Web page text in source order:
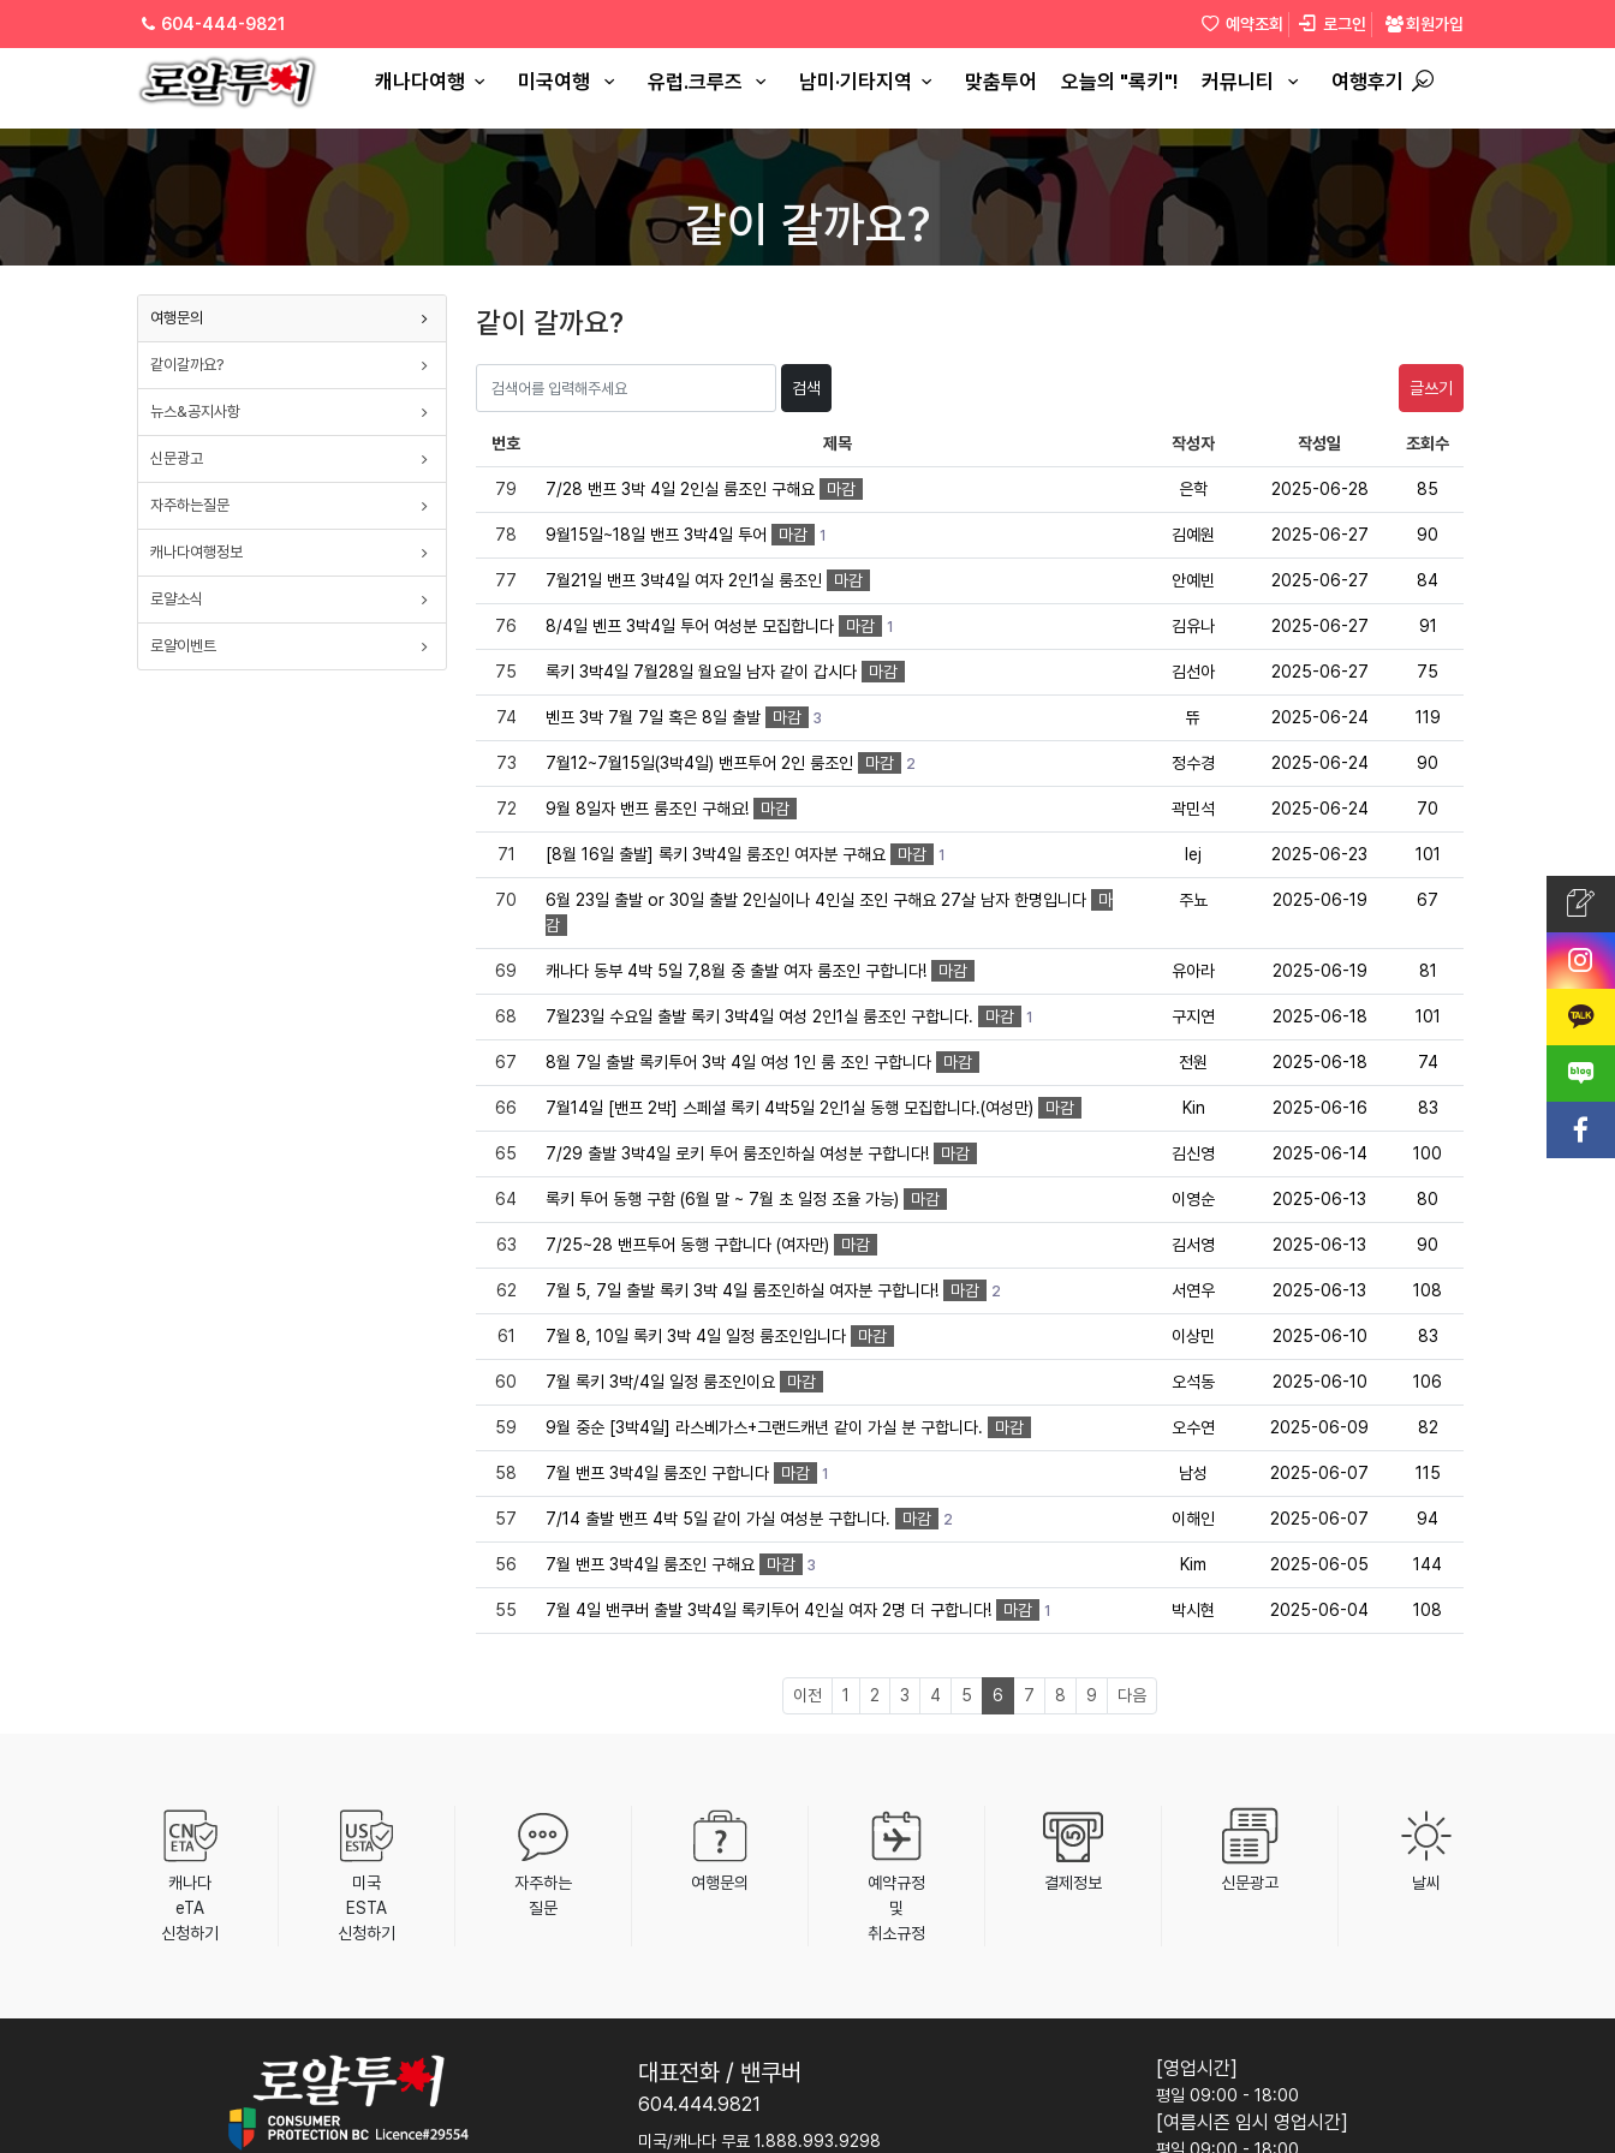
604-444-9821 예약조회 로그인 회원가입
캐나다여행 미국여행 유럽.크루즈 남미·기타지역 맞춤투어 오늘의 "록키"! 커뮤니티 여행후기
같이 갈까요?
여행문의
같이갈까요?
뉴스&공지사항
신문광고
자주하는질문
캐나다여행정보
로얄소식
로얄이벤트
같이 갈까요?
검색 글쓰기
번호 제목 작성자 작성일 조회수
79 7/28 밴프 3박 4일 2인실 룸조인 구해요 마감 은학 2025-06-28 85
78 9월15일~18일 밴프 3박4일 투어 마감 1 김예원 2025-06-27 90
77 7월21일 밴프 3박4일 여자 2인1실 룸조인 마감 안예빈 2025-06-27 84
76 8/4일 벤프 3박4일 투어 여성분 모집합니다 마감 1 김유나 2025-06-27 91
75 록키 3박4일 7월28일 월요일 남자 같이 갑시다 마감 김선아 2025-06-27 75
74 벤프 3박 7월 7일 혹은 8일 출발 마감 3 뜌 2025-06-24 119
73 7월12~7월15일(3박4일) 밴프투어 2인 룸조인 마감 2 정수경 2025-06-24 90
72 9월 8일자 밴프 룸조인 구해요! 마감 곽민석 2025-06-24 70
71 [8월 16일 출발] 록키 3박4일 룸조인 여자분 구해요 마감 1 lej 2025-06-23 101
70 6월 23일 출발 or 30일 출발 2인실이나 4인실 조인 구해요 27살 남자 한명입니다
마
감
주뇨 2025-06-19 67
69 캐나다 동부 4박 5일 7,8월 중 출발 여자 룸조인 구합니다! 마감 유아라 2025-06-19 81
68 7월23일 수요일 출발 록키 3박4일 여성 2인1실 룸조인 구합니다. 마감 1 구지연 2025-06-18 101
67 8월 7일 출발 록키투어 3박 4일 여성 1인 룸 조인 구합니다 마감 전원 2025-06-18 74
66 7월14일 [밴프 2박] 스페셜 록키 4박5일 2인1실 동행 모집합니다.(여성만) 마감 Kin 2025-06-16 83
65 7/29 출발 3박4일 로키 투어 룸조인하실 여성분 구합니다! 마감 김신영 2025-06-14 100
64 록키 투어 동행 구함 (6월 말 ~ 7월 초 일정 조율 가능) 마감 이영순 2025-06-13 80
63 7/25~28 밴프투어 동행 구합니다 (여자만) 마감 김서영 2025-06-13 90
62 7월 5, 7일 출발 록키 3박 4일 룸조인하실 여자분 구합니다! 마감 2 서연우 2025-06-13 108
61 7월 8, 10일 록키 3박 4일 일정 룸조인입니다 마감 이상민 2025-06-10 83
60 7월 록키 3박/4일 일정 룸조인이요 마감 오석동 2025-06-10 106
59 9월 중순 [3박4일] 라스베가스+그랜드캐년 같이 가실 분 구합니다. 마감 오수연 2025-06-09 82
58 7월 밴프 3박4일 룸조인 구합니다 마감 1 남성 2025-06-07 115
57 7/14 출발 밴프 4박 5일 같이 가실 여성분 구합니다. 마감 2 이해인 2025-06-07 94
56 7월 밴프 3박4일 룸조인 구해요 마감 3 Kim 2025-06-05 144
55 7월 4일 밴쿠버 출발 3박4일 록키투어 4인실 여자 2명 더 구합니다! 마감 1 박시현 2025-06-04 108
이전 1 2 3 4 5 6 7 8 9 다음
캐나다
eTA
신청하기
미국
ESTA
신청하기
자주하는
질문
여행문의
예약규정
및
취소규정
결제정보 신문광고 날씨
대표전화 / 밴쿠버
604.444.9821
미국/캐나다 무료 1.888.993.9298
[영업시간]
평일 09:00 - 18:00
[여름시즌 임시 영업시간]